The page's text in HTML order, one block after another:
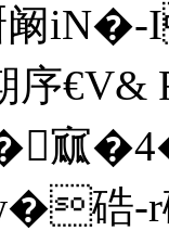
阚
€V&
寙
硞-r